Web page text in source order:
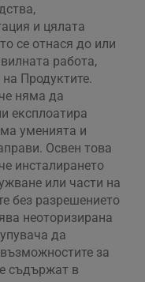
и цялата
се отнася до или
работа,
Продуктите.
няма да
експлоатира
уменията и
Освен това
инсталирането
или части на
без разрешението
неоторизирана
да
за
съдържат в